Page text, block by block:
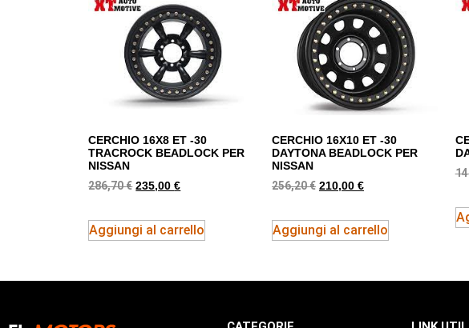
CERCHIO 16X8 ET -30
TRACROCK BEADLOCK PER
NISSAN
286,70€ 235,00€
Aggiungi al carrello
CERCHIO 16X10 ET -30
DAYTONA BEADLOCK PER
NISSAN
256,20€ 210,00 €
Aggiungi al carrello